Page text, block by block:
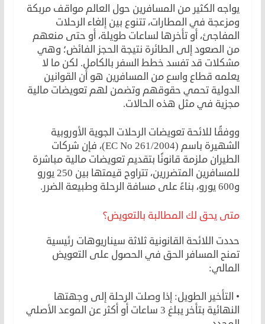
يواجه الكثير من المسافرين حول العالم مواقف مربكة
ومزعجة في المطارات، تتنوع بين إلغاء الرحلات
المفاجئ، أو تأخرها لساعات طويلة، أو حتى منعهم
من الصعود إلى الطائرة نتيجة الحجز الفائض؛ وهي
مشكلات قد تفسد خطط السفر بالكامل. لكن ما لا
يعلمه قطاع واسع من المسافرين هو أن القوانين
الدولية تحمي حقوقهم وتضمن لهم تعويضات مالية
مجزية في مثل هذه الحالات.
ووفقًا للائحة تعويضات الرحلات الجوية الأوروبية
الشهيرة باسم (EC No 261/2004)، فإن شركات
الطيران ملزمة قانونًا بتقديم تعويضات مالية مباشرة
للمسافرين المتضررين، تتراوح قيمتها بين 250 يورو
و600 يورو، بناءً على مسافة الرحلة وطبيعة الضرر.
متى يحق لك المطالبة بالتعويض؟
حددت اللائحة القانونية ثلاثة سيناريوهات رئيسية
تمنح المسافر الحق في الحصول على التعويض
المالي:
• التأخير الطويل: إذا وصلت الرحلة إلى وجهتها
النهائية بتأخر يبلغ 3 ساعات أو أكثر عن الموعد الأصلي